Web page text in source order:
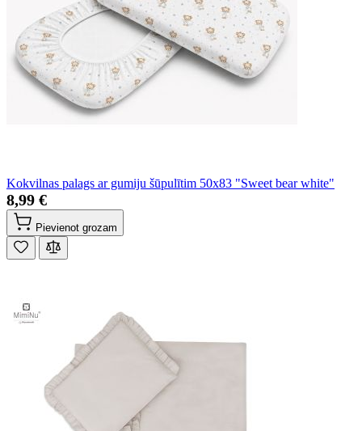
Kokvilnas palags ar gumiju šūpulītim 50x83 "Sweet bear white"
8,99 €
Pievienot grozam